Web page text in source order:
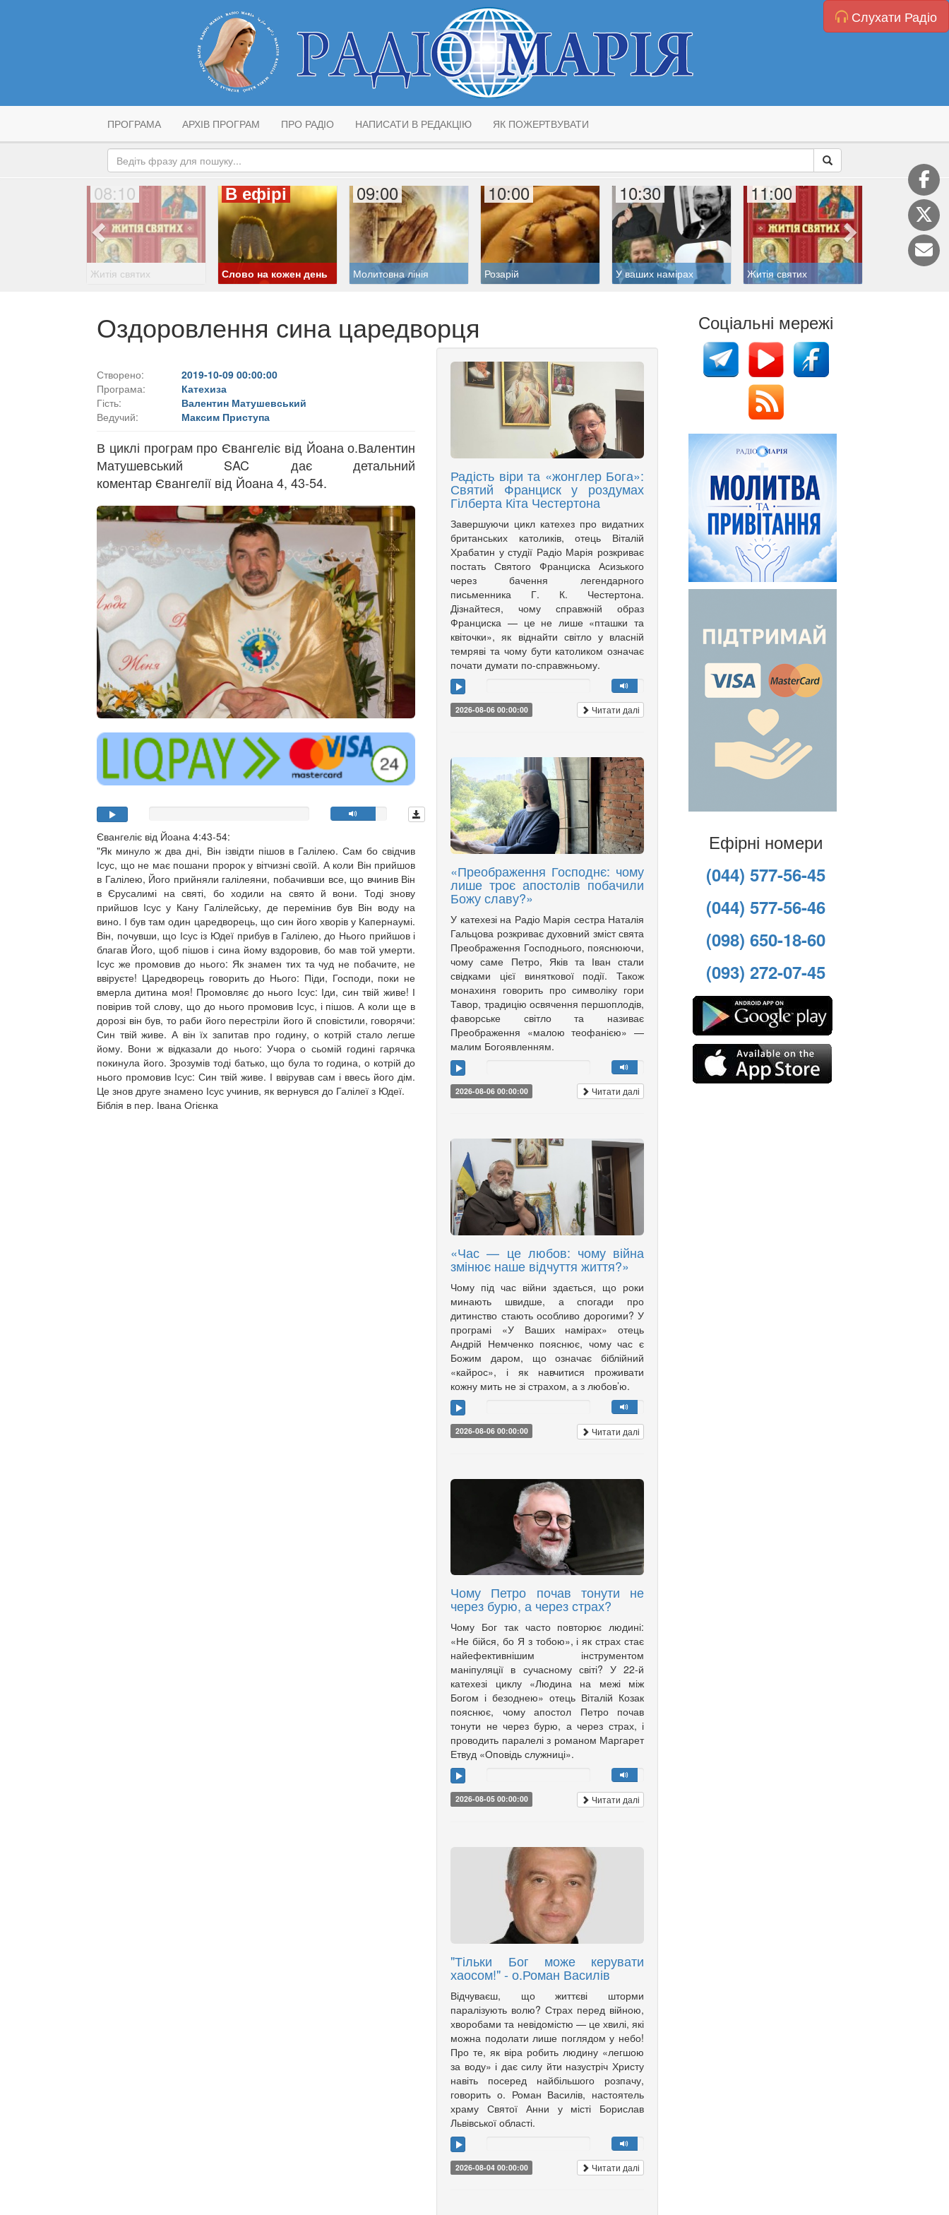
Слухати Радіо
ПРОГРАМА АРХІВ ПРОГРАМ ПРО РАДІО НАПИСАТИ В РЕДАКЦІЮ ЯК ПОЖЕРТВУВАТИ
08:10
Житія святих
В ефірі
Слово на кожен день
09:00
Молитовна лінія
10:00
Розарій
10:30
У ваших намірах
11:00
Житія святих
11:20
Оздоровлення сина царедворця
Створено:
2019-10-09 00:00:00
Програма:
Катехиза
Гість:
Валентин Матушевський
Ведучий:
Максим Приступа
В циклі програм про Євангеліє від Йоана о.Валентин
Матушевський SAC дає детальний
коментар Євангелії від Йоана 4, 43-54.
Євангеліє від Йоана 4:43-54:
"Як минуло ж два дні, Він ізвідти пішов в Галілею. Сам бо свідчив
Ісус, що не має пошани пророк у вітчизні своїй. А коли Він прийшов
в Галілею, Його прийняли галілеяни, побачивши все, що вчинив Він
в Єрусалимі на святі, бо ходили на свято й вони. Тоді знову
прийшов Ісус у Кану Галілейську, де перемінив був Він воду на
вино. І був там один царедворець, що син його хворів у Капернаумі.
Він, почувши, що Ісус із Юдеї прибув в Галілею, до Нього прийшов і
благав Його, щоб пішов і сина йому вздоровив, бо мав той умерти.
Ісус же промовив до нього: Як знамен тих та чуд не побачите, не
ввіруєте! Царедворець говорить до Нього: Піди, Господи, поки не
вмерла дитина моя! Промовляє до нього Ісус: Іди, син твій живе! І
повірив той слову, що до нього промовив Ісус, і пішов. А коли ще в
дорозі він був, то раби його перестріли його й сповістили, говорячи:
Син твій живе. А він їх запитав про годину, о котрій стало легше
йому. Вони ж відказали до нього: Учора о сьомій годині гарячка
покинула його. Зрозумів тоді батько, що була то година, о котрій до
нього промовив Ісус: Син твій живе. І ввірував сам і ввесь його дім.
Це знов друге знамено Ісус учинив, як вернувся до Галілеї з Юдеї.
Біблія в пер. Івана Огієнка
Радість віри та «жонглер Бога»:
Святий Франциск у роздумах
Гілберта Кіта Честертона
Завершуючи цикл катехез про видатних
британських католиків, отець Віталій
Храбатин у студії Радіо Марія розкриває
постать Святого Франциска Асизького
через бачення легендарного
письменника Г. К. Честертона.
Дізнайтеся, чому справжній образ
Франциска — це не лише «пташки та
квіточки», як віднайти світло у власній
темряві та чому бути католиком означає
почати думати по-справжньому.
2026-08-06 00:00:00 Читати далі
«Преображення Господнє: чому
лише троє апостолів побачили
Божу славу?»
У катехезі на Радіо Марія сестра Наталія
Гальцова розкриває духовний зміст свята
Преображення Господнього, пояснюючи,
чому саме Петро, Яків та Іван стали
свідками цієї виняткової події. Також
монахиня говорить про символіку гори
Тавор, традицію освячення першоплодів,
фаворське світло та називає
Преображення «малою теофанією» —
малим Богоявленням.
2026-08-06 00:00:00 Читати далі
«Час — це любов: чому війна
змінює наше відчуття життя?»
Чому під час війни здається, що роки
минають швидше, а спогади про
дитинство стають особливо дорогими? У
програмі «У Ваших намірах» отець
Андрій Немченко пояснює, чому час є
Божим даром, що означає біблійний
«кайрос», і як навчитися проживати
кожну мить не зі страхом, а з любов’ю.
2026-08-06 00:00:00 Читати далі
Чому Петро почав тонути не
через бурю, а через страх?
Чому Бог так часто повторює людині:
«Не бійся, бо Я з тобою», і як страх стає
найефективнішим інструментом
маніпуляції в сучасному світі? У 22-й
катехезі циклу «Людина на межі між
Богом і безоднею» отець Віталій Козак
пояснює, чому апостол Петро почав
тонути не через бурю, а через страх, і
проводить паралелі з романом Маргарет
Етвуд «Оповідь служниці».
2026-08-05 00:00:00 Читати далі
"Тільки Бог може керувати
хаосом!" - о.Роман Василів
Відчуваєш, що життєві шторми
паралізують волю? Страх перед війною,
хворобами та невідомістю — це хвилі, які
можна подолати лише поглядом у небо!
Про те, як віра робить людину «легшою
за воду» і дає силу йти назустріч Христу
навіть посеред найбільшого розпачу,
говорить о. Роман Василів, настоятель
храму Святої Анни у місті Борислав
Львівської області.
2026-08-04 00:00:00 Читати далі
Соціальні мережі
Ефірні номери
(044) 577-56-45
(044) 577-56-46
(098) 650-18-60
(093) 272-07-45